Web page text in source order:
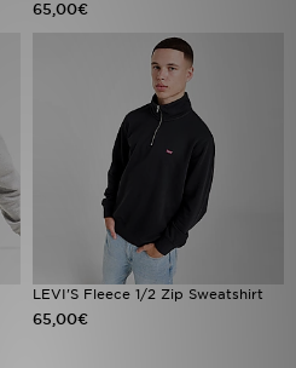
65,00€
LEVI'S Fleece 1/2 Zip Sweatshirt
65,00€